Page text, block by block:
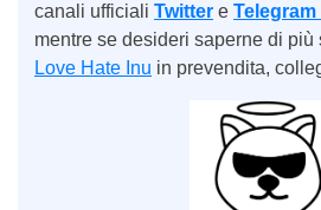
canali ufficiali Twitter e Telegram
mentre se desideri saperne di più
Love Hate Inu in prevendita,